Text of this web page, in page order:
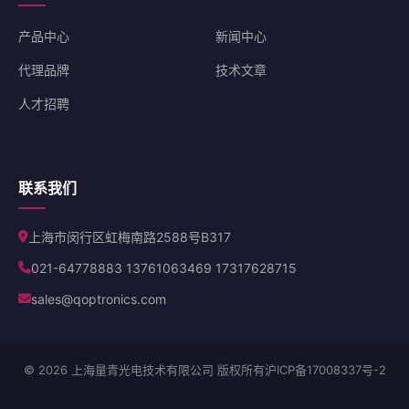
产品中心 新闻中心
代理品牌 技术文章
人才招聘
联系我们
上海市闵行区虹梅南路2588号B317
021-64778883 13761063469 17317628715
sales@qoptronics.com
© 2026 上海量青光电技术有限公司 版权所有沪ICP备17008337号-2